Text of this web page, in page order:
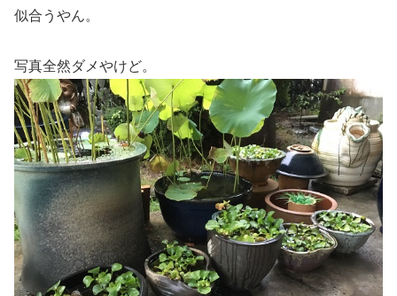
似合うやん。
写真全然ダメやけど。